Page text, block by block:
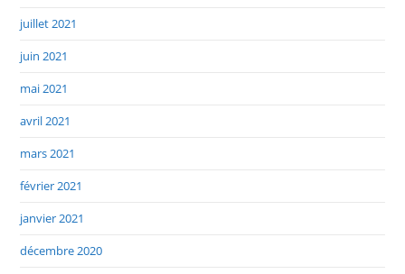
juillet 2021
juin 2021
mai 2021
avril 2021
mars 2021
février 2021
janvier 2021
décembre 2020